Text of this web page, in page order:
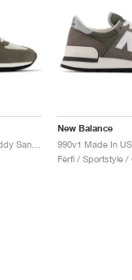
990v1 Made in USA x Teddy Santis "Brown"
New Balance
Férfi / Sportstyle /